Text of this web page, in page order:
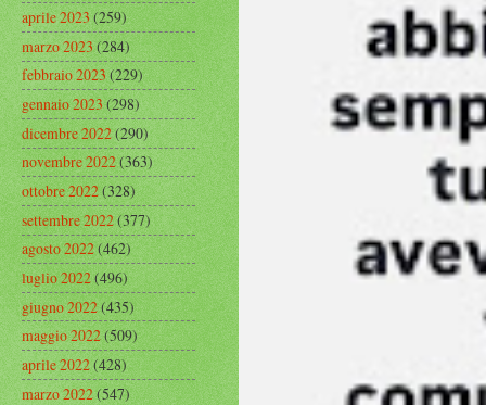
aprile 2023(259)
marzo 2023(284)
febbraio 2023(229)
gennaio 2023(298)
dicembre 2022(290)
novembre 2022(363)
ottobre 2022(328)
settembre 2022(377)
agosto 2022(462)
luglio 2022(496)
giugno 2022(435)
maggio 2022(509)
aprile 2022(428)
marzo 2022(547)